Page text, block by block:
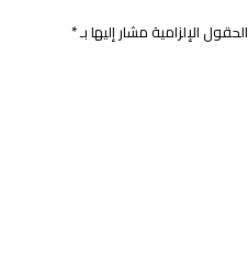
الحقول الإلزامية مشار إليها بـ*